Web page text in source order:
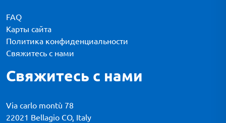
FAQ
Карты сайта
Политика конфиденциальности
Свяжитесь с нами
Свяжитесь с нами
Via carlo montù 78
22021 Bellagio CO, Italy